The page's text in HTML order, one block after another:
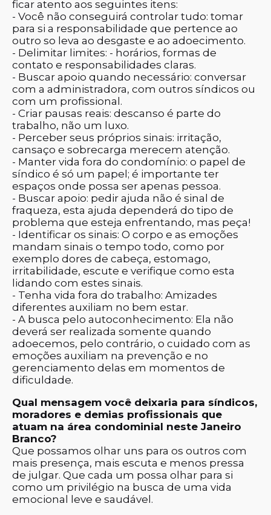
ficar atento aos seguintes itens:
- Você não conseguirá controlar tudo: tomar
para si a responsabilidade que pertence ao
outro so leva ao desgaste e ao adoecimento.
- Delimitar limites: - horários, formas de
contato e responsabilidades claras.
- Buscar apoio quando necessário: conversar
com a administradora, com outros síndicos ou
com um profissional.
- Criar pausas reais: descanso é parte do
trabalho, não um luxo.
- Perceber seus próprios sinais: irritação,
cansaço e sobrecarga merecem atenção.
- Manter vida fora do condomínio: o papel de
síndico é só um papel; é importante ter
espaços onde possa ser apenas pessoa.
- Buscar apoio: pedir ajuda não é sinal de
fraqueza, esta ajuda dependerá do tipo de
problema que esteja enfrentando, mas peça!
- Identificar os sinais: O corpo e as emoções
mandam sinais o tempo todo, como por
exemplo dores de cabeça, estomago,
irritabilidade, escute e verifique como esta
lidando com estes sinais.
- Tenha vida fora do trabalho: Amizades
diferentes auxiliam no bem estar.
- A busca pelo autoconhecimento: Ela não
deverá ser realizada somente quando
adoecemos, pelo contrário, o cuidado com as
emoções auxiliam na prevenção e no
gerenciamento delas em momentos de
dificuldade.
Qual mensagem você deixaria para síndicos,
moradores e demias profissionais que
atuam na área condominial neste Janeiro
Branco?
Que possamos olhar uns para os outros com
mais presença, mais escuta e menos pressa
de julgar. Que cada um possa olhar para si
como um privilégio na busca de uma vida
emocional leve e saudável.